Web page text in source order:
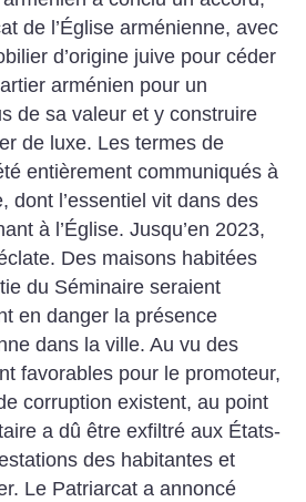
de l’Église arménienne, avec
d’origine juive pour céder
arménien pour un
de sa valeur et y construire
de luxe. Les termes de
entièrement communiqués à
dont l’essentiel vit dans des
à l’Église. Jusqu’en 2023,
Des maisons habitées
du Séminaire seraient
en danger la présence
dans la ville. Au vu des
favorables pour le promoteur,
corruption existent, au point
a dû être exfiltré aux États-
des habitantes et
Le Patriarcat a annoncé